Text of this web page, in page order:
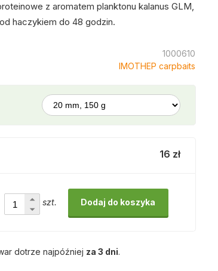
z aromatem planktonu kalanus GLM,
haczykiem do 48 godzin.
1000610
IMOTHEP carpbaits
16 zł
szt. Dodaj do koszyka
dotrze najpóźniej za 3 dni.